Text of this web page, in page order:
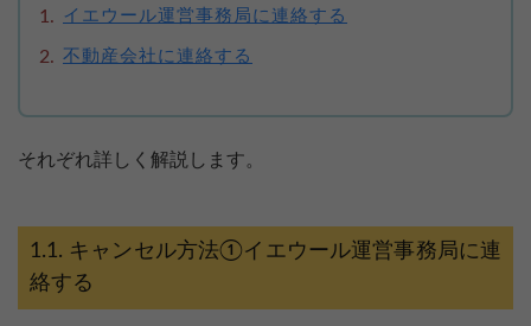
イエウール運営事務局に連絡する
不動産会社に連絡する
それぞれ詳しく解説します。
キャンセル方法①イエウール運営事務局に連
絡する